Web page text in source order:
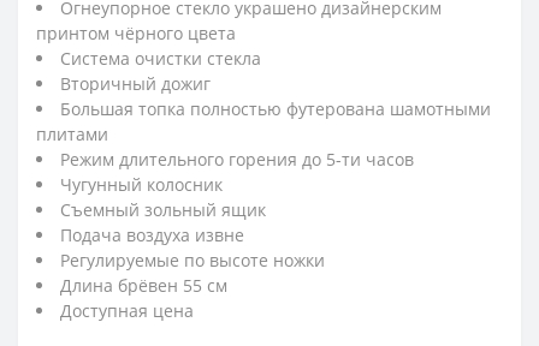
Огнеупорное стекло украшено дизайнерским
принтом чёрного цвета
Система очистки стекла
Вторичный дожиг
Большая топка полностью футерована шамотными
плитами
Режим длительного горения до 5-ти часов
Чугунный колосник
Съемный зольный ящик
Подача воздуха извне
Регулируемые по высоте ножки
Длина брёвен 55 см
Доступная цена